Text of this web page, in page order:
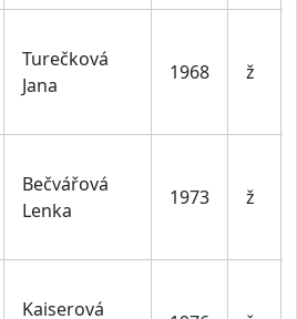
Turečková
Jana
1968 ž
Bečvářová
Lenka
1973 ž
Kaiserová